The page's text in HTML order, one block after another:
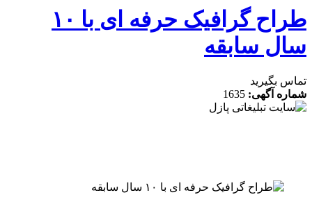
طراح گرافیک حرفه ای با ۱۰
سابقه
بگیرید
آگهی:1635